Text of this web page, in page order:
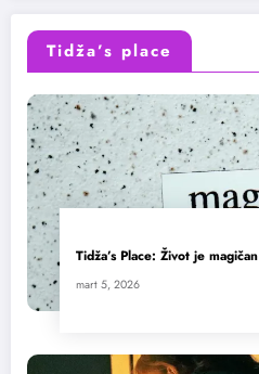
Tidža’s place
Tidža’s Place: Život je magičan
mart 5, 2026